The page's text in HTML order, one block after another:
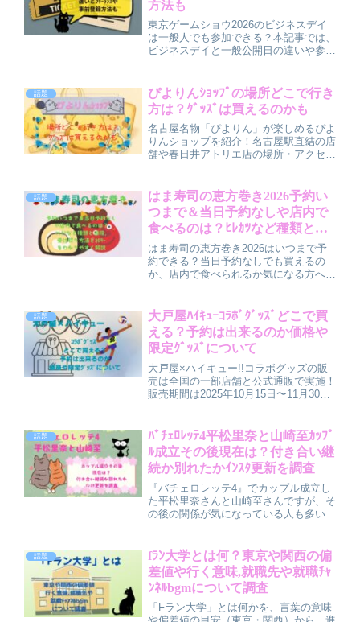
方法も
東京ゲームショウ2026のビジネスデイ
は一般人でも参加できる？本記事では、
ビジネスデイと一般公開日の違いや参加
法、事前登録から当日の流れまでを丁寧
に紹介します。自分に合った参加スタイ
ルでTGSを楽しむためのポイントをま
とめました。
話題
ぴよりんｼｮｯﾌﾟの場所どこで行き
方は？ｸﾞｯｽﾞは買えるのかも
名古屋名物「ぴよりん」が楽しめるぴよ
りんショップを紹介！名古屋駅直結の店
舗や春日井アトリエ店の場所・アクセ
ブレなどのお土産、さらに季節限定ぴよ
りんや限定グッズ情報もまとめました。
話題
はま寿司の恵方巻き2026予約い
つまで＆当日予約なしや店内で
食べるのは？ﾋﾚｶﾂなど種類と値
段,受け取り方法とｶﾛﾘｰをわかり
やすく解説
はま寿司の恵方巻き2026はいつまで予
約できる？当日予約なしでも買えるの
か、店内で食べられるか気になる方へ。
法、カロリーまで分かりやすく解説。節
分前に知っておきたい注意点もまとめて
います。
話題
大戸屋ﾊｲｷｭｰｺﾗﾎﾞｸﾞｯｽﾞどこで買
える？予約は出来るのか価格や
限定ｸﾞｯｽﾞについて
大戸屋×ハイキュー!!コラボグッズの販
売は全国の一部店舗と公式通販で実施！
販売期間は2025年10月15日〜11月30
ECサイトで特典が異なります。売り切
れ前に早めのチェックがおすすめ！
話題
ﾊﾞﾁｪﾛﾚｯﾃ4平松里奈と山崎至ｶｯﾌﾟ
ﾙ成立その後現在は？付き合い継
続か別れたかｲﾝｽﾀ更新を調査
『バチェロレッテ4』でカップル成立し
た平松里奈さんと山崎至さんですが、そ
の後の関係が気になっている人も多いよ
の様子から破局説も浮上しています。こ
の記事では、2人の現在の関係やインス
タ情報、結婚の可能性について最新情報
をまとめます。
話題
fﾗﾝ大学とは何？東京や関西の偏
差値や行く意味,就職先や就職ﾁｬ
ﾝﾈﾙbgmについて調査
「Fラン大学」とは何かを、言葉の意味